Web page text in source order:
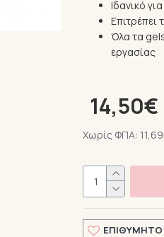
Ιδανικό
Επιτρέπει
Όλα τα
εργασίας
14,50€
Χωρίς ΦΠΑ:
ΕΠΙΘΥΜΗΤΌ